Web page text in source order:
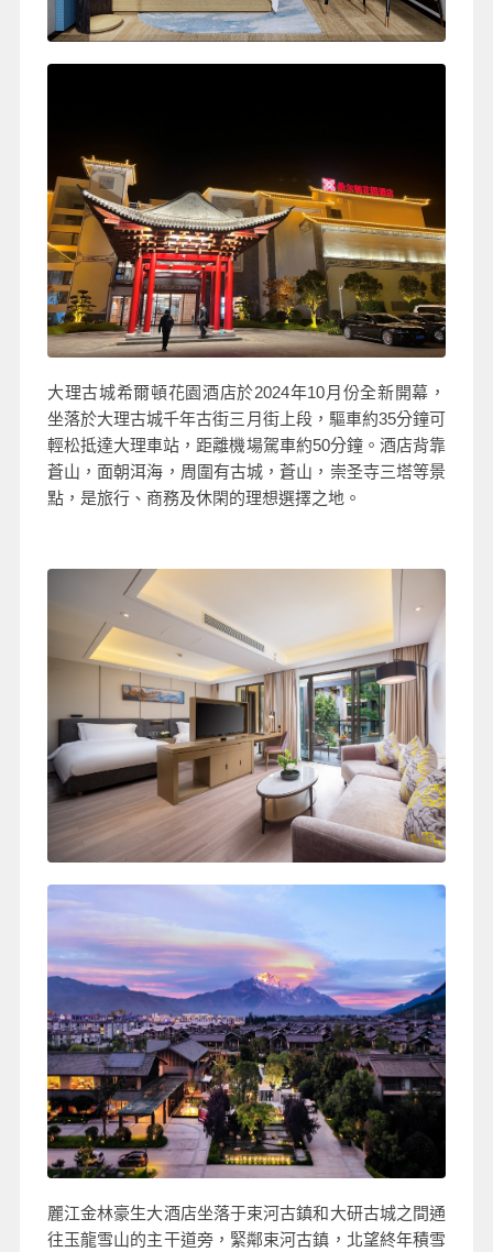
大理古城希爾頓花園酒店於2024年10月份全新開幕，
坐落於大理古城千年古街三月街上段，驅車約35分鐘可
輕松抵達大理車站，距離機場駕車約50分鐘。酒店背靠
蒼山，面朝洱海，周圍有古城，蒼山，崇圣寺三塔等景
點，是旅行、商務及休閑的理想選擇之地。
麗江金林豪生大酒店坐落于束河古鎮和大研古城之間通
往玉龍雪山的主干道旁，緊鄰束河古鎮，北望終年積雪